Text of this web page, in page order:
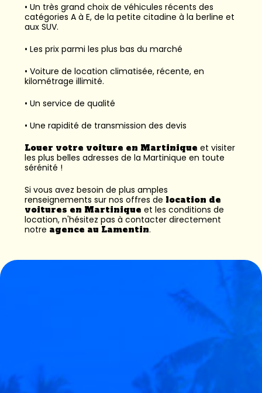
• Un très grand choix de véhicules récents des
catégories A à E, de la petite citadine à la berline et
aux SUV.
• Les prix parmi les plus bas du marché
• Voiture de location climatisée, récente, en
kilométrage illimité.
• Un service de qualité
• Une rapidité de transmission des devis
Louer votre voiture en Martinique et visiter
les plus belles adresses de la Martinique en toute
sérénité !
Si vous avez besoin de plus amples
renseignements sur nos offres de location de
voitures en Martinique et les conditions de
location, n'hésitez pas à contacter directement
notre agence au Lamentin.